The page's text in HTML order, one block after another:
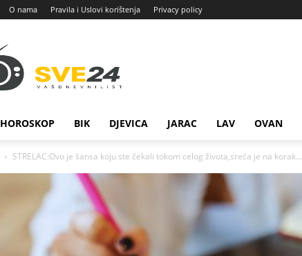
O nama Pravila i Uslovi korištenja Privacy policy
HOROSKOP BIK DJEVICA JARAC LAV OVAN
STRELAC:Ovo je šansa koju ste čekali tokom celog života,sreća je na korak...